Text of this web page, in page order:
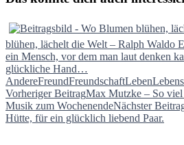
blühen, lächelt die Welt – Ralph Waldo
ein Mensch, vor dem man laut denken
glückliche Hand…
AndereFreundFreundschaftLeben
Beitragsnavigation
Vorheriger BeitragMax Mutzke – So viel
Musik zum WochenendeNächster
Hütte, für ein glücklich liebend Paar.